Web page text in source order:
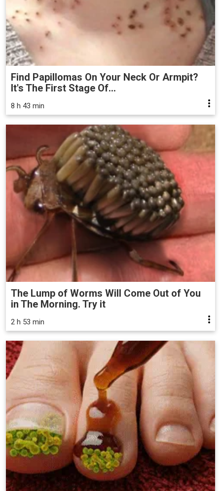
Find Papillomas On Your Neck Or Armpit?
It's The First Stage Of...
8 h 43 min
The Lump of Worms Will Come Out of You
in The Morning. Try it
2 h 53 min